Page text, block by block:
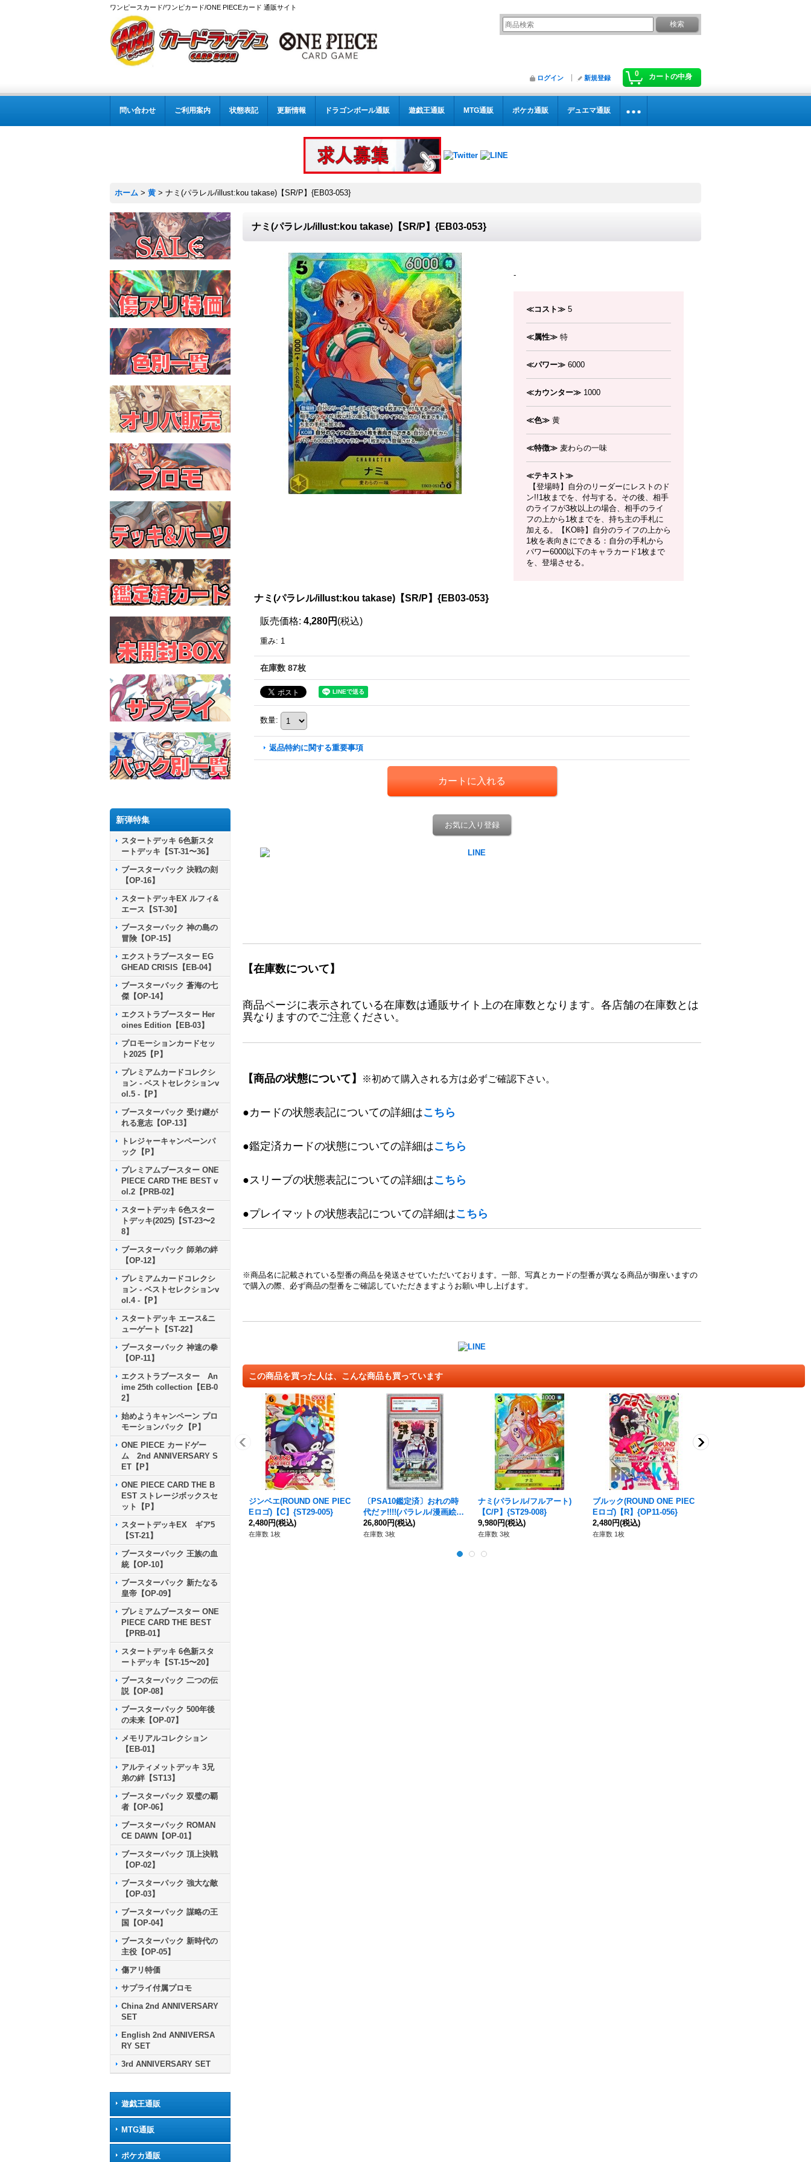
ワンピースカード/ワンピカード/ONE PIECEカード 通販サイト
0 カートの中身
ログイン 新規登録
問い合わせ ご利用案内 状態表記 更新情報 ドラゴンボール通販 遊戯王通販 MTG通販 ポケカ通販 デュエマ通販
ホーム > 黄 > ナミ(パラレル/illust:kou takase)【SR/P】{EB03-053}
新弾特集
スタートデッキ 6色新スタ
ートデッキ【ST-31〜36】
ブースターパック 決戦の刻
【OP-16】
スタートデッキEX ルフィ&
エース【ST-30】
ブースターパック 神の島の
冒険【OP-15】
エクストラブースター EG
GHEAD CRISIS【EB-04】
ブースターパック 蒼海の七
傑【OP-14】
エクストラブースター Her
oines Edition【EB-03】
プロモーションカードセッ
ト2025【P】
プレミアムカードコレクシ
ョン - ベストセレクションv
ol.5 -【P】
ブースターパック 受け継が
れる意志【OP-13】
トレジャーキャンペーンパ
ック【P】
プレミアムブースター ONE
PIECE CARD THE BEST v
ol.2【PRB-02】
スタートデッキ 6色スター
トデッキ(2025)【ST-23〜2
8】
ブースターパック 師弟の絆
【OP-12】
プレミアムカードコレクシ
ョン - ベストセレクションv
ol.4 -【P】
スタートデッキ エース&ニ
ューゲート【ST-22】
ブースターパック 神速の拳
【OP-11】
エクストラブースター An
ime 25th collection【EB-0
2】
始めようキャンペーン プロ
モーションパック【P】
ONE PIECE カードゲー
ム 2nd ANNIVERSARY S
ET【P】
ONE PIECE CARD THE B
EST ストレージボックスセ
ット【P】
スタートデッキEX ギア5
【ST-21】
ブースターパック 王族の血
統【OP-10】
ブースターパック 新たなる
皇帝【OP-09】
プレミアムブースター ONE
PIECE CARD THE BEST
【PRB-01】
スタートデッキ 6色新スタ
ートデッキ【ST-15〜20】
ブースターパック 二つの伝
説【OP-08】
ブースターパック 500年後
の未来【OP-07】
メモリアルコレクション
【EB-01】
アルティメットデッキ 3兄
弟の絆【ST13】
ブースターパック 双璧の覇
者【OP-06】
ブースターパック ROMAN
CE DAWN【OP-01】
ブースターパック 頂上決戦
【OP-02】
ブースターパック 強大な敵
【OP-03】
ブースターパック 謀略の王
国【OP-04】
ブースターパック 新時代の
主役【OP-05】
傷アリ特価
サプライ付属プロモ
China 2nd ANNIVERSARY
SET
English 2nd ANNIVERSA
RY SET
3rd ANNIVERSARY SET
遊戯王通販
MTG通販
ポケカ通販
ナミ(パラレル/illust:kou takase)【SR/P】{EB03-053}
-
≪コスト≫ 5
≪属性≫ 特
≪パワー≫ 6000
≪カウンター≫ 1000
≪色≫ 黄
≪特徴≫ 麦わらの一味
≪テキスト≫
【登場時】自分のリーダーにレストのド
ン!!1枚までを、付与する。その後、相手
のライフが3枚以上の場合、相手のライ
フの上から1枚までを、持ち主の手札に
加える。【KO時】自分のライフの上から
1枚を表向きにできる：自分の手札から
パワー6000以下のキャラカード1枚まで
を、登場させる。
ナミ(パラレル/illust:kou takase)【SR/P】{EB03-053}
販売価格: 4,280円 (税込)
重み: 1
在庫数 87枚
数量:
返品特約に関する重要事項
お気に入り登録
【在庫数について】
商品ページに表示されている在庫数は通販サイト上の在庫数となります。各店舗の在庫数とは
異なりますのでご注意ください。
【商品の状態について】 ※初めて購入される方は必ずご確認下さい。
●カードの状態表記についての詳細はこちら
●鑑定済カードの状態についての詳細はこちら
●スリーブの状態表記についての詳細はこちら
●プレイマットの状態表記についての詳細はこちら
※商品名に記載されている型番の商品を発送させていただいております。一部、写真とカードの型番が異なる商品が御座いますの
で購入の際、必ず商品の型番をご確認していただきますようお願い申し上げます。
この商品を買った人は、こんな商品も買っています
ジンベエ(ROUND ONE PIEC
Eロゴ)【C】{ST29-005}
2,480円(税込)
在庫数 1枚
〔PSA10鑑定済〕おれの時
代だァ!!!!(パラレル/漫画絵)
【R/P】{OP09-096}
26,800円(税込)
在庫数 3枚
ナミ(パラレル/フルアート)
【C/P】{ST29-008}
9,980円(税込)
在庫数 3枚
ブルック(ROUND ONE PIEC
Eロゴ)【R】{OP11-056}
2,480円(税込)
在庫数 1枚